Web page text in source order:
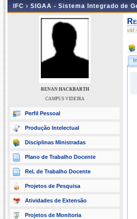
IFC › SIGAA - Sistema Integrado de
RENAN HACKBARTH
CAMPUS VIDEIRA
Perfil Pessoal
Produção Intelectual
Disciplinas Ministradas
Plano de Trabalho Docente
Rel. de Trabalho Docente
Projetos de Pesquisa
Atividades de Extensão
Projetos de Monitoria
vid